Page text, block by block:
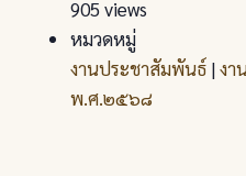
905 views
หมวดหมู่
งานประชาสัมพันธ์ |งา
พ.ศ.๒๕๖๘